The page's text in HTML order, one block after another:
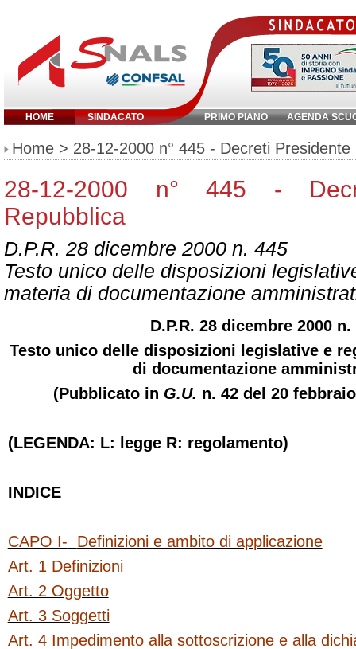
HOME SINDACATO PRIMO PIANO AGENDA
Inserisci parola chiave:
Home > 28-12-2000 n° 445 - Decreti Presidente
28-12-2000 n° 445 -
Repubblica
D.P.R. 28 dicembre 2000 n. 445
Testo unico delle disposizioni
materia di documentazione
D.P.R. 28 dicembre 2000 n.
Testo unico delle disposizioni legislative e
di documentazione
(Pubblicato in G.U. n. 42 del 20
(LEGENDA: L: legge R: regolamento)
INDICE
CAPO I-
Definizioni e ambito di applicazione
Art. 1 Definizioni
Art. 2 Oggetto
Art. 3 Soggetti
Art. 4 Impedimento alla sottoscrizione e alla